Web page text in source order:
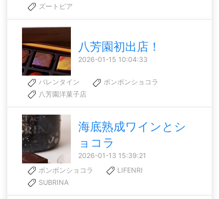
ズートピア
八芳園初出店！
2026-01-15 10:04:33
バレンタイン
ボンボンショコラ
八芳園洋菓子店
海底熟成ワインとシ
ョコラ
2026-01-13 15:39:21
ボンボンショコラ
LIFENRI
SUBRINA